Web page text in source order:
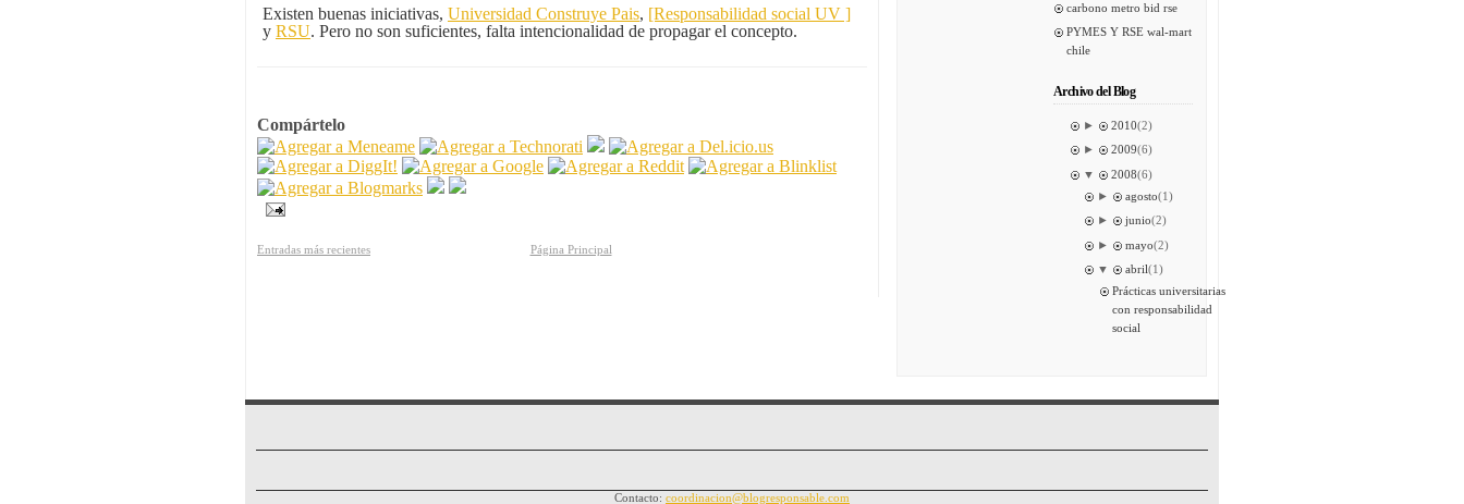
Existen buenas iniciativas, Universidad Construye Pais, [Responsabilidad social UV ]
y RSU. Pero no son suficientes, falta intencionalidad de propagar el concepto.
Compártelo
Entradas más recientes Página Principal
carbono metro bid rse
PYMES Y RSE wal-mart
chile
Archivo del Blog
► 2010(2)
►
2009(6)
▼
2008(6)
►
agosto(1)
►
junio(2)
►
mayo(2)
▼
abril(1)
Prácticas universitarias
con responsabilidad
social
Contacto: coordinacion@blogresponsable.com